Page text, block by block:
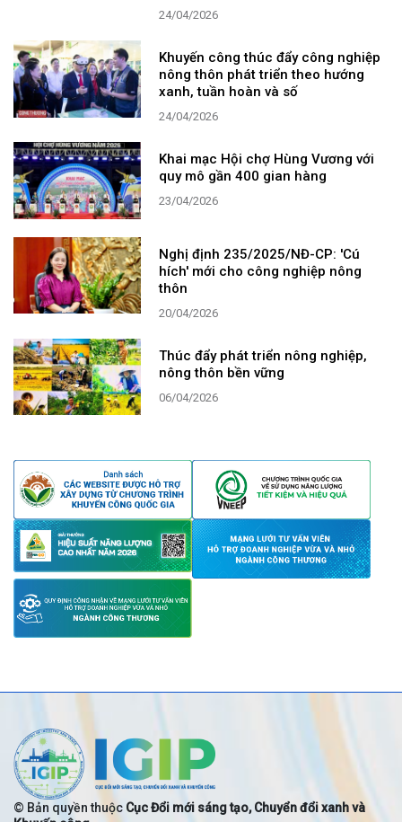
24/04/2026
Khuyến công thúc đẩy công nghiệp
nông thôn phát triển theo hướng
xanh, tuần hoàn và số
24/04/2026
Khai mạc Hội chợ Hùng Vương với
quy mô gần 400 gian hàng
23/04/2026
Nghị định 235/2025/NĐ-CP: 'Cú
hích' mới cho công nghiệp nông
thôn
20/04/2026
Thúc đẩy phát triển nông nghiệp,
nông thôn bền vững
06/04/2026
© Bản quyền thuộc Cục Đổi mới sáng tạo, Chuyển đổi xanh và